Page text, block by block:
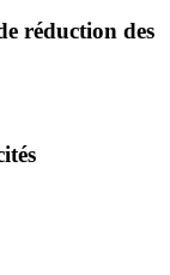
réduction des